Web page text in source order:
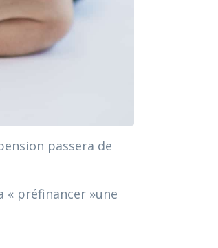
passera de
« préfinancer »une